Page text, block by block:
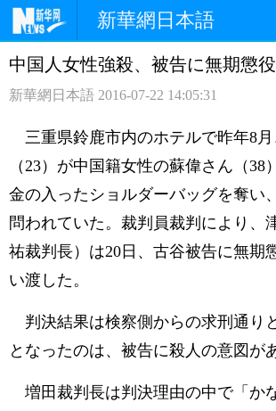
新華網日本語
ホームページ 政治
観光 評論
中日対訳
中国人女性強殺、被告に無期懲役
新華網日本語 2016-07-22 14:05:31
三重県鈴鹿市内のホテルで昨年8
（23）が中国籍女性の蘇偉さん（38
金の入ったショルダーバッグを奪い
問われていた。裁判員裁判により、
祐裁判長）は20日、古谷被告に無期
い渡した。
判決結果は検察側からの求刑通り
となったのは、被告に殺人の意図が
増田裁判長は判決理由の中で「か